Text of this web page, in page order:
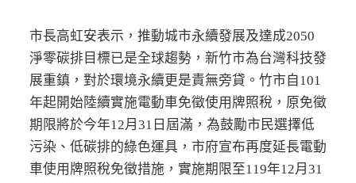
市長高虹安表示，推動城市永續發展及達成2050
淨零碳排目標已是全球趨勢，新竹市為台灣科技發
展重鎮，對於環境永續更是責無旁貸。竹市自101
年起開始陸續實施電動車免徵使用牌照稅，原免徵
期限將於今年12月31日屆滿，為鼓勵市民選擇低
污染、低碳排的綠色運具，市府宣布再度延長電動
車使用牌照稅免徵措施，實施期限至119年12月31